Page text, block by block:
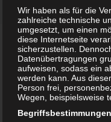
Home GLASTÜREN-
Es scheint ein
Umgebung in
Wir haben als für die
zahlreiche technische
umgesetzt, um einen
diese Internetseite
sicherzustellen.
Datenübertragungen
aufweisen, sodass ein
werden kann. Aus
Person frei,
Wegen, beispielsweise
Begriffsbestimmungen